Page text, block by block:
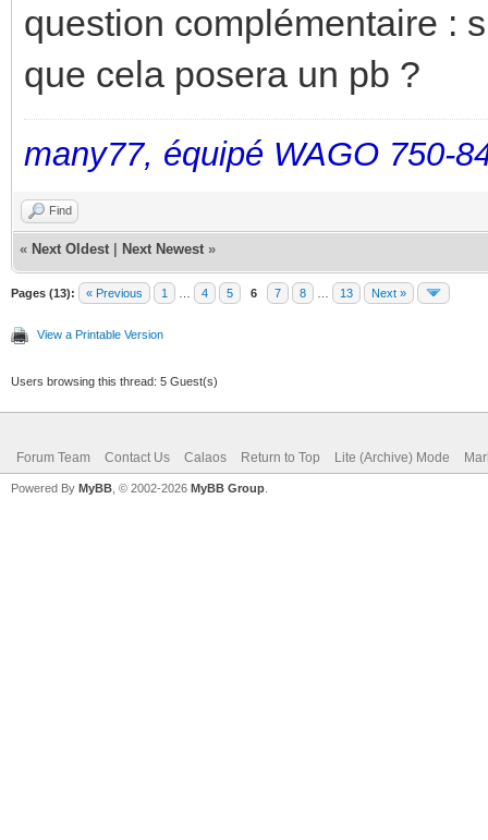
question complémentaire :
que cela posera un pb ?
many77, équipé WAGO 750-
Find
« Next Oldest Next Newest »
Pages (13): « Previous 1 4 5 6 7 8 13 Next »
View a Printable Version
Users browsing this thread: 5 Guest(s)
Forum Team Contact Us Calaos Return to Top Lite (Archive) Mode
Powered By MyBB , © 2002-2026 MyBB Group